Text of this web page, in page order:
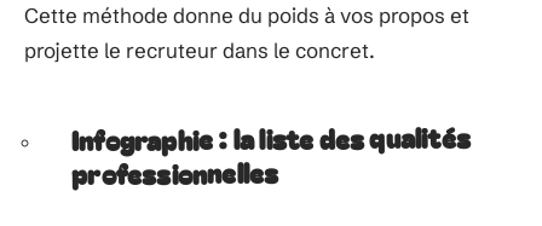
Cette méthode donne du poids à vos propos et
projette le recruteur dans le concret.
Infographie : la liste des qualités
professionnelles